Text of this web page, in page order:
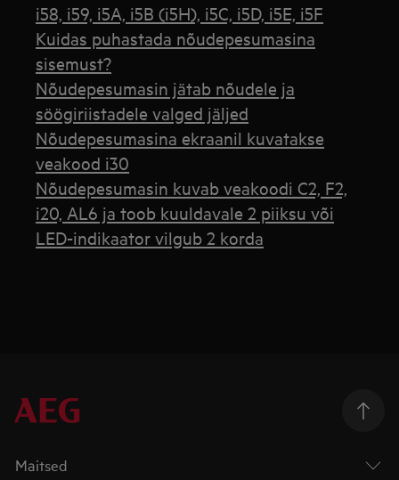
i58, i59, i5A, i5B (i5H), i5C, i5D, i5E, i5F
Kuidas puhastada nõudepesumasina
sisemust?
Nõudepesumasin jätab nõudele ja
söögiriistadele valged jäljed
Nõudepesumasina ekraanil kuvatakse
veakood i30
Nõudepesumasin kuvab veakoodi C2, F2,
i20, AL6 ja toob kuuldavale 2 piiksu või
LED-indikaator vilgub 2 korda
Maitsed